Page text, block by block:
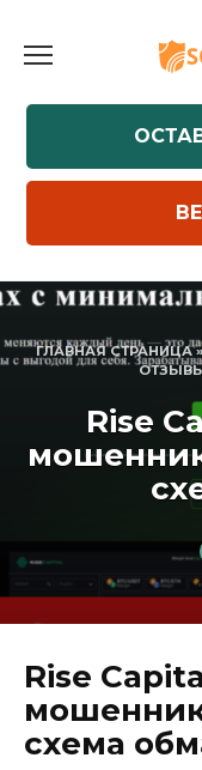
содержанию
ГЛАВНАЯ СТРАНИЦА
Rise
Rise
схема